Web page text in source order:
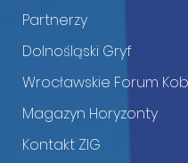
Partnerzy
Dolnośląski Gryf
Wrocławskie Forum
Magazyn Horyzonty
Kontakt ZIG